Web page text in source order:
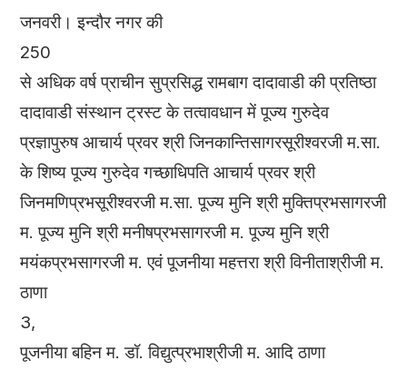
जनवरी। इन्दौर नगर की
250
से अधिक वर्ष प्राचीन सुप्रसिद्ध रामबाग दादावाडी की प्रतिष्ठा
दादावाडी संस्थान ट्रस्ट के तत्वावधान में पूज्य गुरुदेव
प्रज्ञापुरुष आचार्य प्रवर श्री जिनकान्तिसागरसूरीश्वरजी म.सा.
के शिष्य पूज्य गुरुदेव गच्छाधिपति आचार्य प्रवर श्री
जिनमणिप्रभसूरीश्वरजी म.सा. पूज्य मुनि श्री मुक्तिप्रभसागरजी
म. पूज्य मुनि श्री मनीषप्रभसागरजी म. पूज्य मुनि श्री
मयंकप्रभसागरजी म. एवं पूजनीया महत्तरा श्री विनीताश्रीजी म.
ठाणा
3,
पूजनीया बहिन म. डॉ. विद्युत्प्रभाश्रीजी म. आदि ठाणा